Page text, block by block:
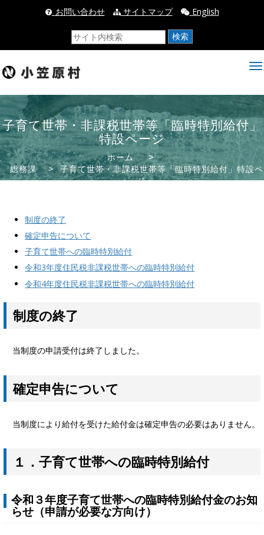
_お問い合わせ サイトマップ English
検索
子育て世帯・非課税世帯等「臨時特別給付」
特設ページ
ホーム
>
総務課
> 子育て世帯・非課税世帯等「臨時特別給付」特設ペ
ージ
制度の終了
確定申告について
子育て世帯への臨時特別給付
令和3年度住民税非課税世帯への臨時特別給付
令和4年度住民税非課税世帯への臨時特別給付
制度の終了
当制度の申請受付は終了しました。
確定申告について
当制度により給付を受けた給付金は確定申告の必要はありません。
１．子育て世帯への臨時特別給付
令和３年度子育て世帯への臨時特別給付金のお知
らせ（申請が必要な方向け）